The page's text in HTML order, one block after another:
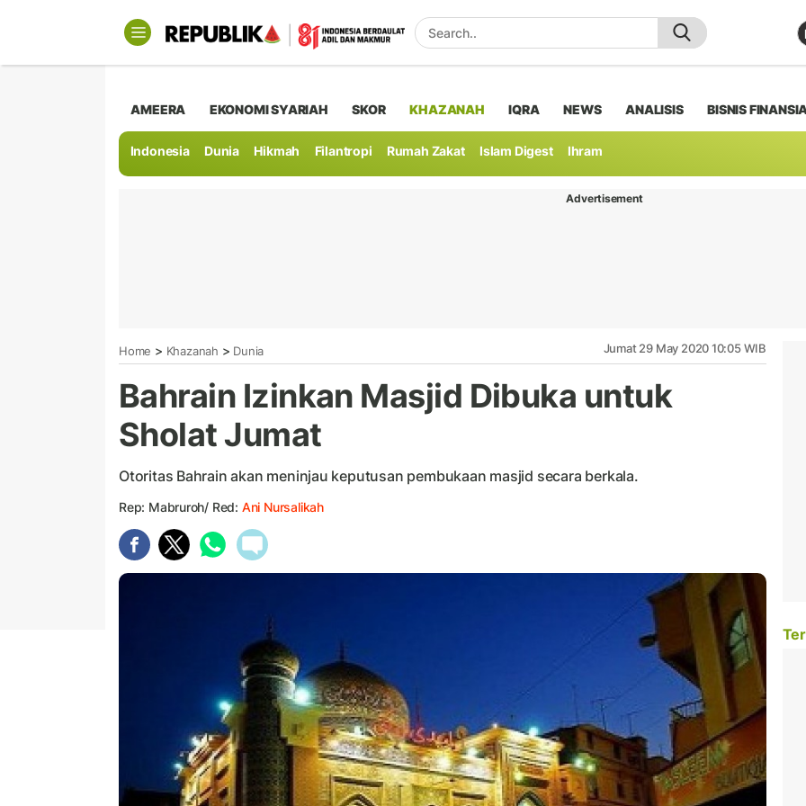
AMEERA EKONOMI SYARIAH SKOR KHAZANAH IQRA NEWS ANALISIS BISNIS
Indonesia Dunia Hikmah Filantropi Rumah Zakat Islam Digest Ihram
Advertisement
Home > Khazanah > Dunia Jumat 29 May 2020 10:05 WIB
Bahrain Izinkan Masjid Dibuka untuk
Sholat Jumat
Otoritas Bahrain akan meninjau keputusan pembukaan masjid secara berkala.
Rep: Mabruroh/ Red: Ani Nursalikah